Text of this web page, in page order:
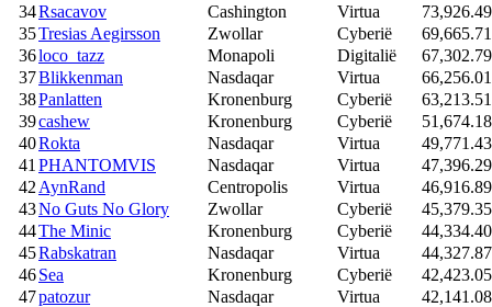
34Rsacavov Cashington Virtua
73,926.49
35Tresias Aegirsson Zwollar Cyberië
69,665.71
36loco_tazz Monapoli Digitalië
67,302.79
37Blikkenman Nasdaqar Virtua
66,256.01
38Panlatten Kronenburg Cyberië
63,213.51
39cashew Kronenburg Cyberië
51,674.18
40Rokta Nasdaqar Virtua
49,771.43
41 PHANTOMVIS Nasdaqar Virtua
47,396.29
42 AynRand Centropolis Virtua
46,916.89
43No Guts No Glory Zwollar Cyberië
45,379.35
44The Minic Kronenburg Cyberië
44,334.40
45Rabskatran Nasdaqar Virtua
44,327.87
46Sea Kronenburg Cyberië
42,423.05
47patozur Nasdaqar Virtua
42,141.08